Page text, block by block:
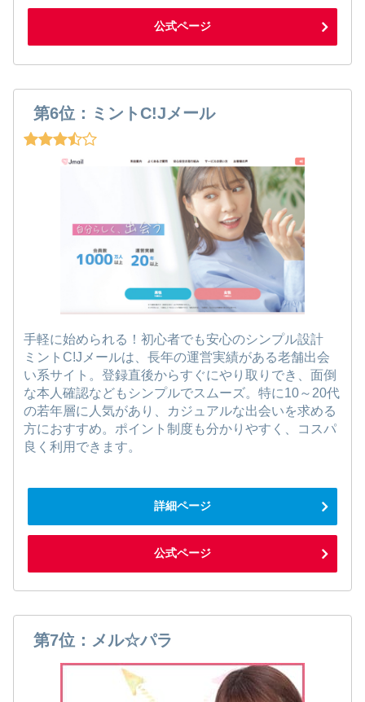
公式ページ
第6位：ミントC!Jメール
手軽に始められる！初心者でも安心のシンプル設計
ミントC!Jメールは、長年の運営実績がある老舗出会
い系サイト。登録直後からすぐにやり取りでき、面倒
な本人確認などもシンプルでスムーズ。特に10～20代
の若年層に人気があり、カジュアルな出会いを求める
方におすすめ。ポイント制度も分かりやすく、コスパ
良く利用できます。
詳細ページ
公式ページ
第7位：メル☆パラ